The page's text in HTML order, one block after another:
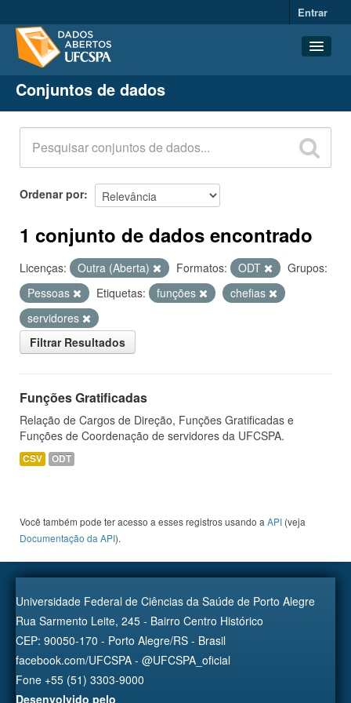
Entrar
Conjuntos de dados
Organizações
Grupos
Sobre
Conjuntos de dados
Ordenar por
1 conjunto de dados encontrado
Licenças: Outra (Aberta) Formatos: ODT
Grupos:
Pessoas
Etiquetas: funções
chefias
servidores
Filtrar Resultados
Funções Gratificadas
Relação de Cargos de Direção, Funções Gratificadas e
Funções de Coordenação de servidores da UFCSPA.
CSV ODT
Você também pode ter acesso a esses registros usando a API (veja
Documentação da API).
Universidade Federal de Ciências da Saúde de Porto Alegre
Rua Sarmento Leite, 245 - Bairro Centro Histórico
CEP: 90050-170 - Porto Alegre/RS - Brasil
facebook.com/UFCSPA - @UFCSPA_oficial
Fone +55 (51) 3303-9000
Desenvolvido pelo